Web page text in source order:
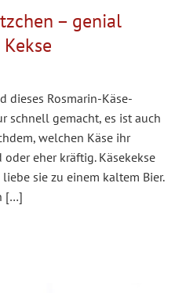
– genial
dieses Rosmarin-Käse-
schnell gemacht, es ist auch
welchen Käse ihr
eher kräftig. Käsekekse
sie zu einem kaltem Bier.
[…]